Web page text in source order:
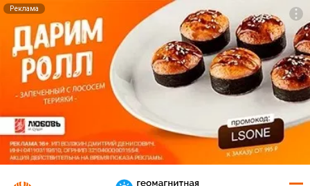
Реклама